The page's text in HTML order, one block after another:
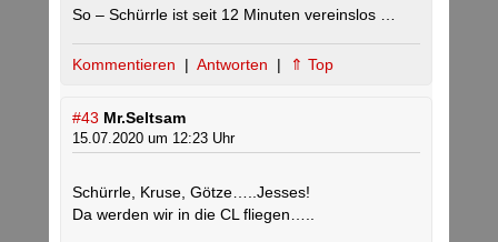
So – Schürrle ist seit 12 Minuten vereinslos …
Kommentieren | Antworten | ⇑ Top
#43 Mr.Seltsam
15.07.2020 um 12:23 Uhr
Schürrle, Kruse, Götze…..Jesses!
Da werden wir in die CL fliegen…..